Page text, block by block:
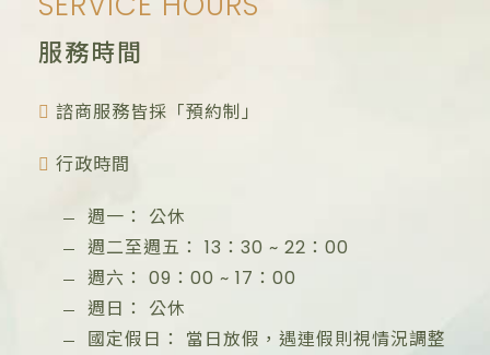
服務時間
諮商服務皆採「預約制」
行政時間
週一：
公休
週二至週五： 13：30 ~ 22：00
週六： 09：00 ~ 17：00
週日：
公休
國定假日：
當日放假，遇連假則視情況調整